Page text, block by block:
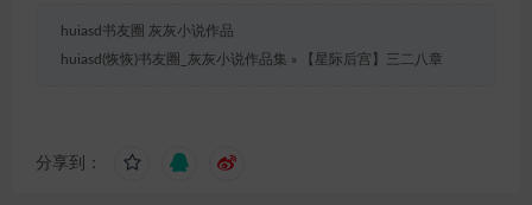
huiasd书友圈 灰灰小说作品
huiasd(恢恢)书友圈_灰灰小说作品集 » 【星际后宫】三二八章
分享到：